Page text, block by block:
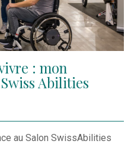
: mon
Abilities
au Salon SwissAbilities